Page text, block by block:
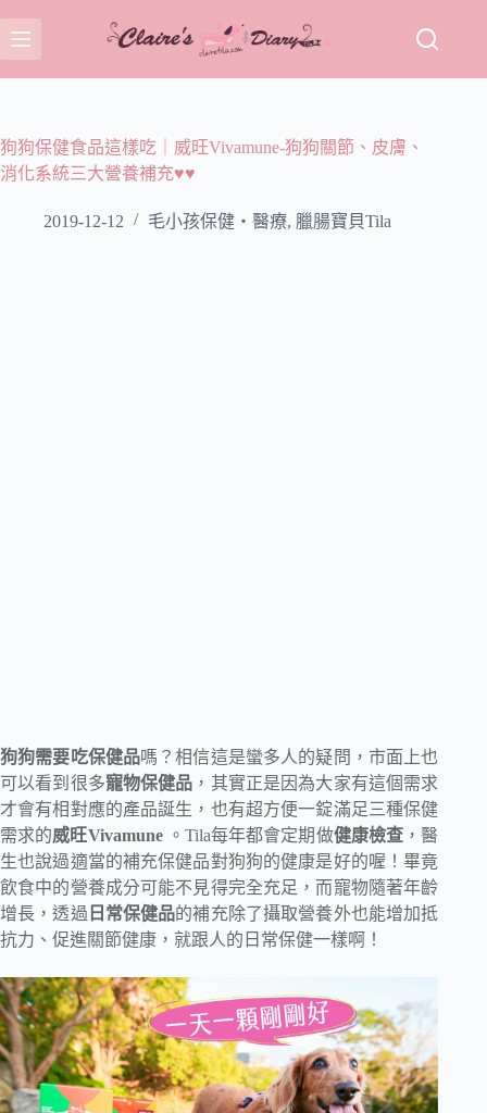
至
主
容
狗狗保健食品這樣吃｜威旺Vivamune-狗狗關節、皮膚、
消化系統三大營養補充♥♥
2019-12-12 毛小孩保健‧醫療, 臘腸寶貝Tila
狗狗需要吃保健品嗎？相信這是蠻多人的疑問，市面上也
可以看到很多寵物保健品 ，其實正是因為大家有這個需求
才會有相對應的產品誕生，也有超方便一錠滿足三種保健
需求的威旺Vivamune 。Tila每年都會定期做健康檢查 ，醫
生也說過適當的補充保健品對狗狗的健康是好的喔！畢竟
飲食中的營養成分可能不見得完全充足，而寵物隨著年齡
增長，透過 日常保健品的補充除了攝取營養外也能增加抵
抗力、促進關節健康，就跟人的日常保健一樣啊！